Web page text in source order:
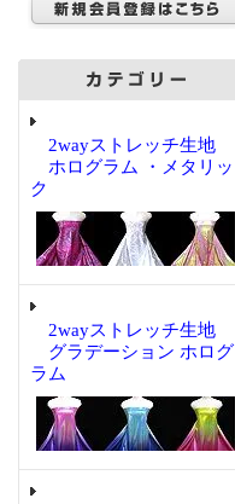
2wayストレッチ生地
ホログラム ・メタリッ
ク
2wayストレッチ生地
グラデーション ホログ
ラム